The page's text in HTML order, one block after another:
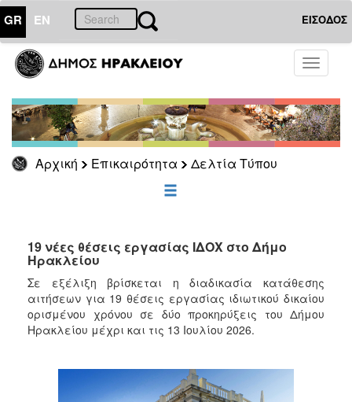
GR EN ΕΙΣΟΔΟΣ
Toggle
Αρχική Επικαιρότητα Δελτία Τύπου
ΕΠΙΚΑΙΡΟΤΗΤΑ
Τύπου
Αρχείο
ΕΠΙΣΚΕΠΤΗΣ
ΗΡΑΚΛΕΙΟ
19 νέες θέσεις εργασίας ΙΔΟΧ στο Δήμο
Ηρακλείου
Σε εξέλιξη βρίσκεται η διαδικασία κατάθεσης
αιτήσεων για 19 θέσεις εργασίας ιδιωτικού δικαίου
ορισμένου χρόνου σε δύο προκηρύξεις του Δήμου
Ηρακλείου μέχρι και τις 13 Ιουλίου 2026.